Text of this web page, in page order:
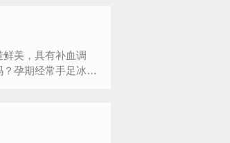
美，具有补血调
孕期经常手足冰